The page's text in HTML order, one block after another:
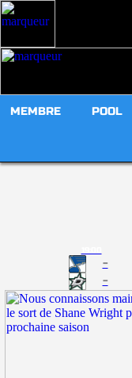
MEMBRE POOL
-
-